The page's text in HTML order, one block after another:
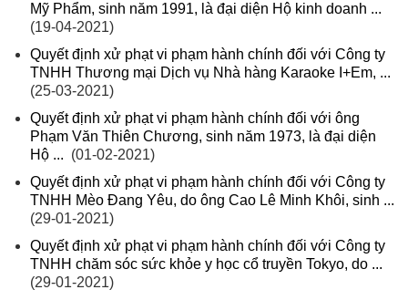
Mỹ Phẩm, sinh năm 1991, là đại diện Hộ kinh doanh ...
(19-04-2021)
Quyết định xử phạt vi phạm hành chính đối với Công ty
TNHH Thương mại Dịch vụ Nhà hàng Karaoke I+Em, ...
(25-03-2021)
Quyết định xử phạt vi phạm hành chính đối với ông
Phạm Văn Thiên Chương, sinh năm 1973, là đại diện
Hộ ... (01-02-2021)
Quyết định xử phạt vi phạm hành chính đối với Công ty
TNHH Mèo Đang Yêu, do ông Cao Lê Minh Khôi, sinh ...
(29-01-2021)
Quyết định xử phạt vi phạm hành chính đối với Công ty
TNHH chăm sóc sức khỏe y học cổ truyền Tokyo, do ...
(29-01-2021)